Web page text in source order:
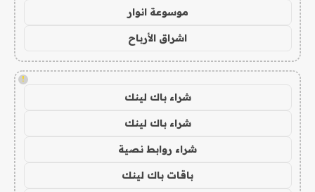
موسوعة انوار
اشراق الأرباح
!
شراء باك لينك
شراء باك لينك
شراء روابط نصية
باقات باك لينك